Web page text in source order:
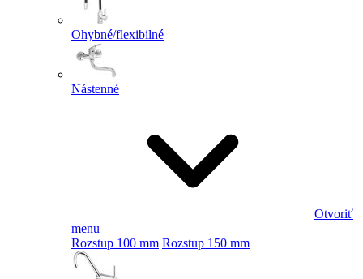
Ohybné/flexibilné
Nástenné
Otvoriť
menu
Rozstup 100 mm Rozstup 150 mm